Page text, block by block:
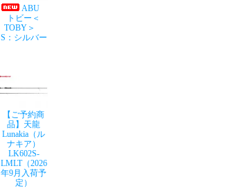
ABU
トビー＜
TOBY＞
S：シルバー
【ご予約商
品】天龍
Lunakia（ル
ナキア）
LK602S-
LMLT（2026
年9月入荷予
定）